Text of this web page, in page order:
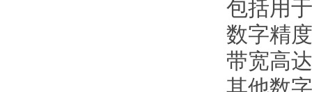
包括用
数字精
带宽高
其他数